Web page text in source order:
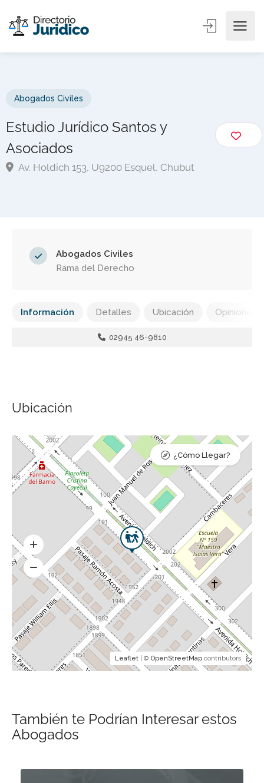
Abogados Civiles
Estudio Jurídico Santos y
Asociados
Av. Holdich 153, U9200 Esquel, Chubut
Abogados Civiles
Rama del Derecho
Información Detalles Ubicación Opiniones
02945 46-9810
Ubicación
Leaflet | © OpenStreetMap contributors
¿Cómo Llegar?
También te Podrían Interesar estos
Abogados